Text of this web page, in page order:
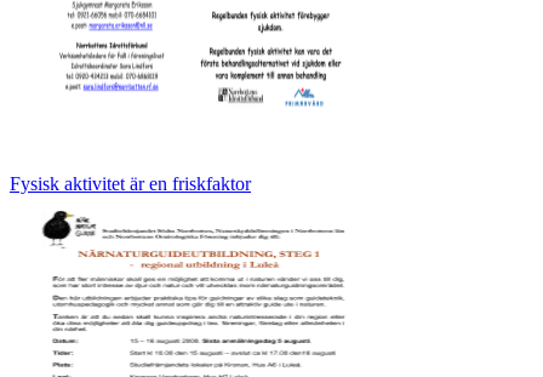
Fysisk aktivitet är en friskfaktor